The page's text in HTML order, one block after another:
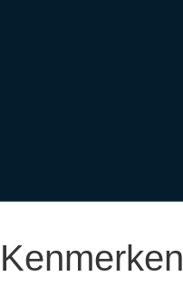
Kenmerken